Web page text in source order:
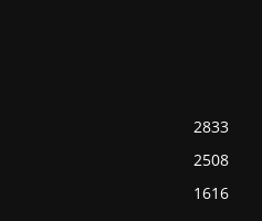
2833
2508
1616